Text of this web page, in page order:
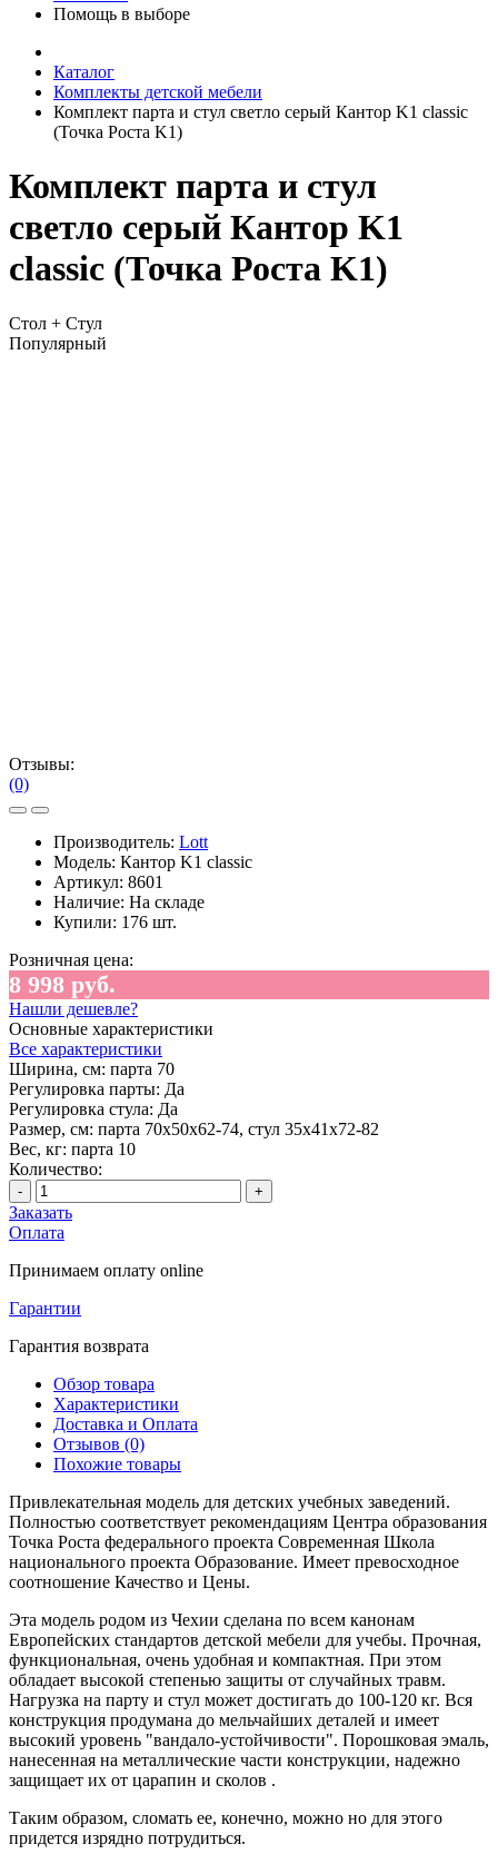
Помощь в выборе
Каталог
Комплекты детской мебели
Комплект парта и стул светло серый Кантор K1 classic
(Точка Роста K1)
Комплект парта и стул
светло серый Кантор K1
classic (Точка Роста K1)
Стол + Стул
Популярный
Отзывы:
(0)
Производитель: Lott
Модель: Кантор K1 classic
Артикул: 8601
Наличие: На складе
Купили: 176 шт.
Розничная цена:
8 998 руб.
Нашли дешевле?
Основные характеристики
Все характеристики
Ширина, см: парта 70
Регулировка парты: Да
Регулировка стула: Да
Размер, см: парта 70х50х62-74, стул 35х41х72-82
Вес, кг: парта 10
Количество:
- +
Заказать
Оплата
Принимаем оплату online
Гарантии
Гарантия возврата
Обзор товара
Характеристики
Доставка и Оплата
Отзывов (0)
Похожие товары
Привлекательная модель для детских учебных заведений.
Полностью соответствует рекомендациям Центра образования
Точка Роста федерального проекта Современная Школа
национального проекта Образование. Имеет превосходное
соотношение Качество и Цены.
Эта модель родом из Чехии сделана по всем канонам
Европейских стандартов детской мебели для учебы. Прочная,
функциональная, очень удобная и компактная. При этом
обладает высокой степенью защиты от случайных травм.
Нагрузка на парту и стул может достигать до 100-120 кг. Вся
конструкция продумана до мельчайших деталей и имеет
высокий уровень "вандало-устойчивости". Порошковая эмаль,
нанесенная на металлические части конструкции, надежно
защищает их от царапин и сколов .
Таким образом, сломать ее, конечно, можно но для этого
придется изрядно потрудиться.